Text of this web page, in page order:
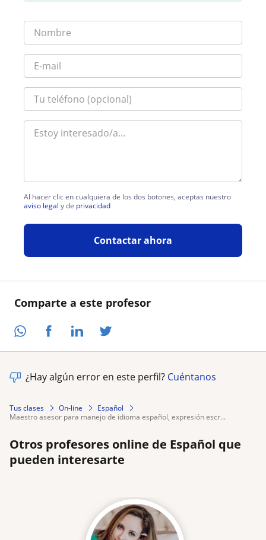
Comparte a este profesor
Al hacer clic en cualquiera de los dos botones, aceptas nuestro
aviso legal y de privacidad
Contactar ahora
¿Hay algún error en este perfil? Cuéntanos
Tus clases On-line
Español
maestro asesor para manejo de idioma español, expresión escr...
Otros profesores online de Español que
pueden interesarte